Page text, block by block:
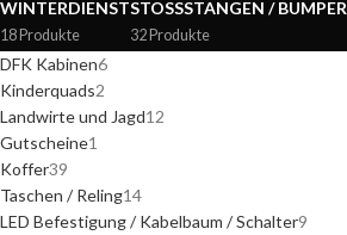
WINTERDIENST
18 Produkte
STOSSSTANGEN / BUMPER
32 Produkte
DFK Kabinen6
Kinderquads2
Landwirte und Jagd12
Gutscheine1
Koffer39
Taschen / Reling14
LED Befestigung / Kabelbaum / Schalter9